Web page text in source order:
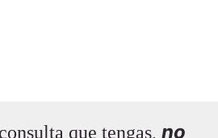
que tengas, no